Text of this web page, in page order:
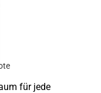
für jede